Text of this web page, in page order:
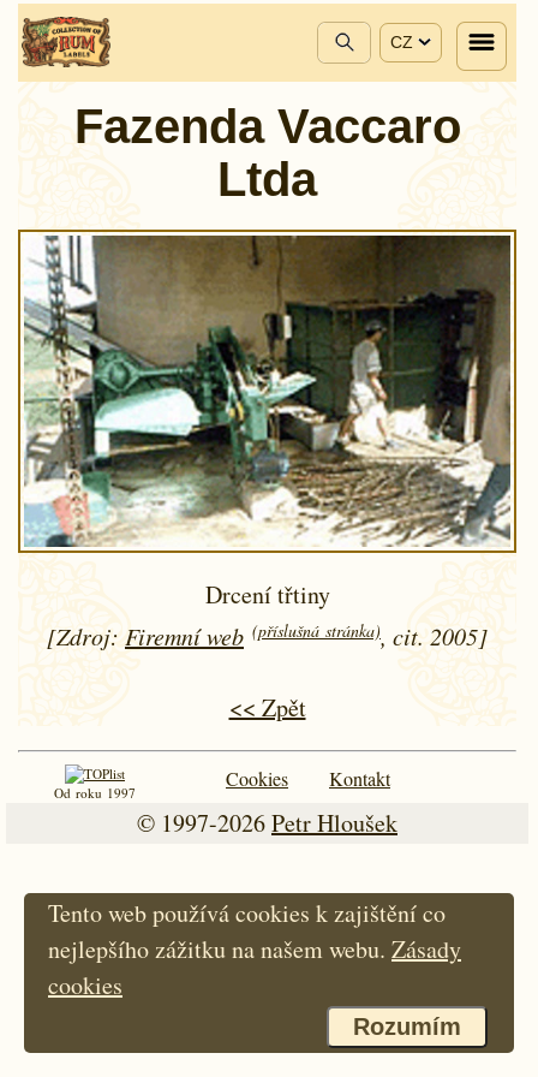
CZ
Fazenda Vaccaro
Ltda
Drcení třtiny
[Zdroj: Firemní web (příslušná stránka), cit. 2005]
<< Zpět
Od roku 1997
Cookies Kontakt
© 1997-2026Petr Hloušek
Tento web používá cookies k zajištění co
nejlepšího zážitku na našem webu. Zásady
cookies
Rozumím